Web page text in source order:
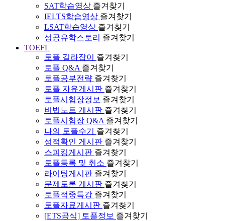
SAT학습영상 즐겨찾기
IELTS학습영상 즐겨찾기
LSAT학습영상 즐겨찾기
성공유학스토리 즐겨찾기
TOEFL
토플 길라잡이
즐겨찾기
토플 Q&A 즐겨찾기
토플공부전략 즐겨찾기
토플 자유게시판 즐겨찾기
토플시험장정보 즐겨찾기
비법노트 게시판 즐겨찾기
토플시험장 Q&A 즐겨찾기
나의 토플수기
즐겨찾기
성적확인 게시판 즐겨찾기
스피킹게시판 즐겨찾기
토플등록 및 취소 즐겨찾기
라이팅게시판 즐겨찾기
문제토론 게시판 즐겨찾기
토플적중특강 즐겨찾기
토플자료게시판 즐겨찾기
[ETS공식] 토플정보 즐겨찾기